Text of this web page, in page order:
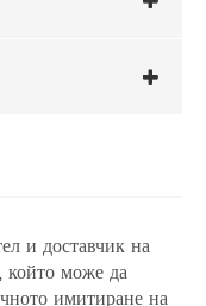
и доставчик на
може да
имитиране на